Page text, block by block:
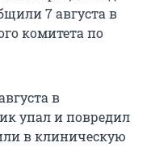
7 августа в
комитета по
в
упал и повредил
в клиническую